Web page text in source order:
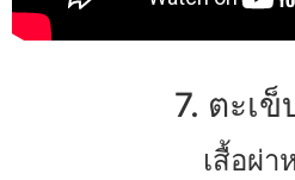
7. ตะเข็
เสื้อผ่า